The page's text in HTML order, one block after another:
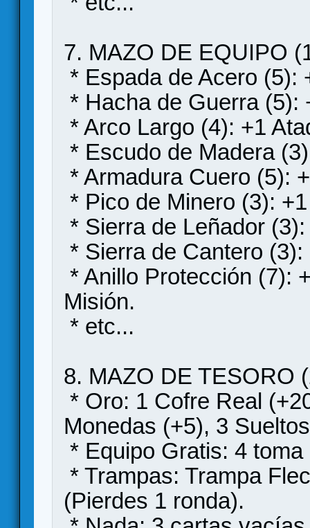
7. MAZO DE EQUIPO
* Espada de Acero (5):
* Hacha de Guerra (5):
* Arco Largo (4): +1
* Escudo de Madera
* Armadura Cuero (5):
* Pico de Minero (3):
* Sierra de Leñador
* Sierra de Cantero
* Anillo Protección (7):
Misión.
* etc...
8. MAZO DE TESORO
* Oro: 1 Cofre Real
Monedas (+5), 3
* Equipo Gratis: 4
* Trampas: Trampa
(Pierdes 1 ronda).